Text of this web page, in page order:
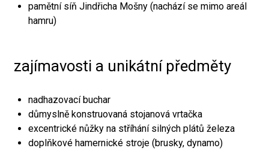
pamětní síň Jindřicha Mošny (nachází se mimo areál
hamru)
zajímavosti a unikátní předměty
nadhazovací buchar
důmyslně konstruovaná stojanová vrtačka
excentrické nůžky na stříhání silných plátů železa
doplňkové hamernické stroje (brusky, dynamo)